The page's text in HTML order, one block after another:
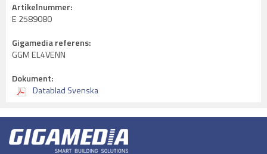
Artikelnummer:
E 2589080
Gigamedia referens:
GGM EL4VENN
Dokument:
Datablad Svenska